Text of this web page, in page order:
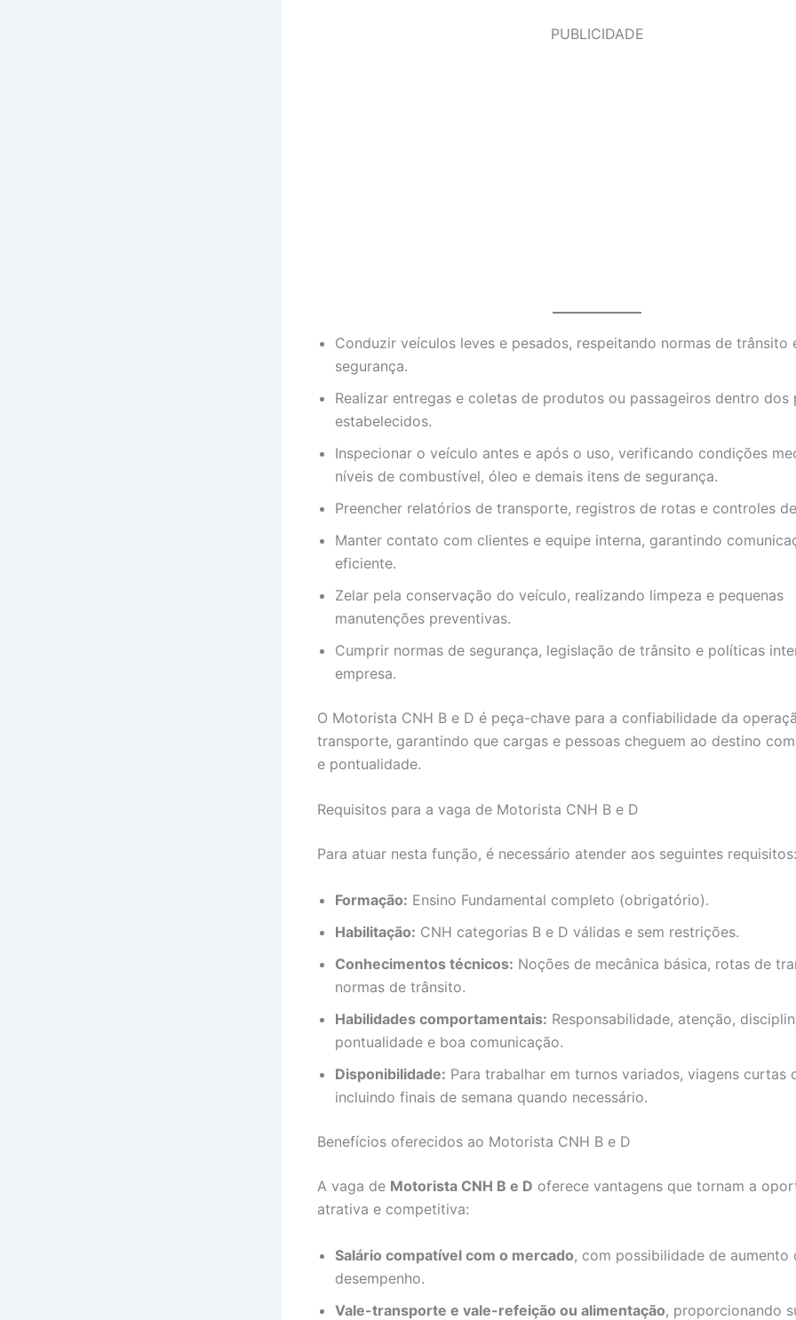
PUBLICIDADE
Conduzir veículos leves e pesados, respeitando normas de trânsito
segurança.
Realizar entregas e coletas de produtos ou passageiros dentro dos
estabelecidos.
Inspecionar o veículo antes e após o uso, verificando condições
níveis de combustível, óleo e demais itens de segurança.
Preencher relatórios de transporte, registros de rotas e controles
Manter contato com clientes e equipe interna, garantindo
eficiente.
Zelar pela conservação do veículo, realizando limpeza e pequenas
manutenções preventivas.
Cumprir normas de segurança, legislação de trânsito e políticas
empresa.
O Motorista CNH B e D é peça-chave para a confiabilidade da
transporte, garantindo que cargas e pessoas cheguem ao destino
e pontualidade.
Requisitos para a vaga de Motorista CNH B e D
Para atuar nesta função, é necessário atender aos seguintes requisitos:
Formação: Ensino Fundamental completo (obrigatório).
Habilitação: CNH categorias B e D válidas e sem restrições.
Conhecimentos técnicos: Noções de mecânica básica, rotas de
normas de trânsito.
Habilidades comportamentais: Responsabilidade, atenção,
pontualidade e boa comunicação.
Disponibilidade: Para trabalhar em turnos variados, viagens curtas
incluindo finais de semana quando necessário.
Benefícios oferecidos ao Motorista CNH B e D
A vaga de Motorista CNH B e D oferece vantagens que tornam a
atrativa e competitiva:
Salário compatível com o mercado, com possibilidade de aumento
desempenho.
Vale-transporte e vale-refeição ou alimentação, proporcionando